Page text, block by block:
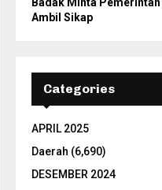
Ambil Sikap
Categories
APRIL 2025
Daerah (6,690)
DESEMBER 2024